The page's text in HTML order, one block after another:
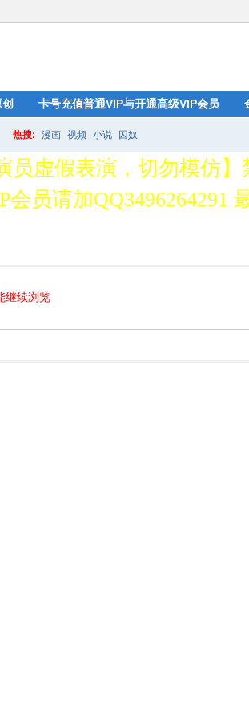
卡号充值普通VIP与开通高级VIP会员
热搜: 漫画 视频 小说 囚奴
员虚假表演，切勿模仿
员请加QQ3496264291
继续浏览